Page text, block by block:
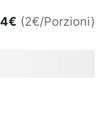
4€ (2€/Porzioni)